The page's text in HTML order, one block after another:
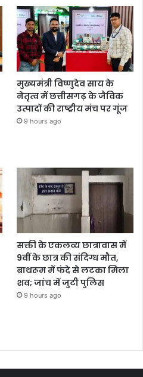
मुख्यमंत्री विष्णुदेव साय के
नेतृत्व में छत्तीसगढ़ के जैविक
उत्पादों की राष्ट्रीय मंच पर गूंज
9 hours ago
सक्ती के एकलव्य छात्रावास में
9वीं के छात्र की संदिग्ध मौत,
बाथरूम में फंदे से लटका मिला
शव; जांच में जुटी पुलिस
9 hours ago